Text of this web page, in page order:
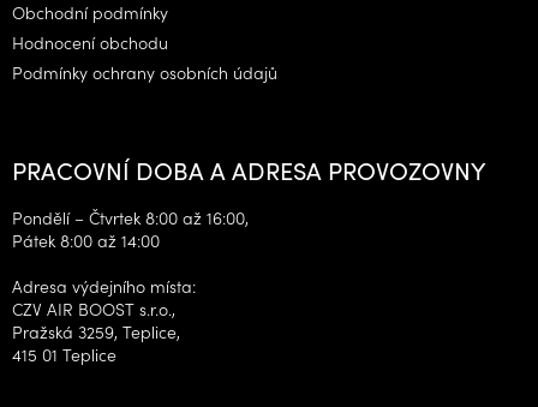
Obchodní podmínky
Hodnocení obchodu
Podmínky ochrany osobních údajů
PRACOVNÍ DOBA A ADRESA PROVOZOVNY
Pondělí – Čtvrtek 8:00 až 16:00,
Pátek 8:00 až 14:00
Adresa výdejního místa:
CZV AIR BOOST s.r.o.,
Pražská 3259, Teplice,
415 01 Teplice